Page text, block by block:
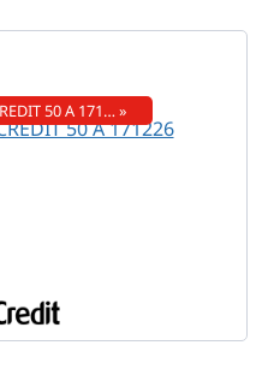
50 A 171… »